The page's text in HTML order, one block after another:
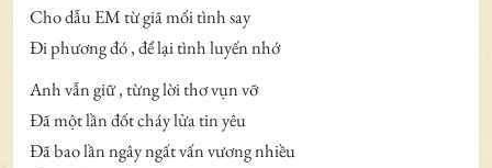
Cho dẫu EM từ giã mối tình say
Đi phương đó , để lại tình luyến nhớ
Anh vẫn giữ , từng lời thơ vụn vỡ
Đã một lần đốt cháy lửa tin yêu
Đã bao lần ngây ngất vấn vương nhiều